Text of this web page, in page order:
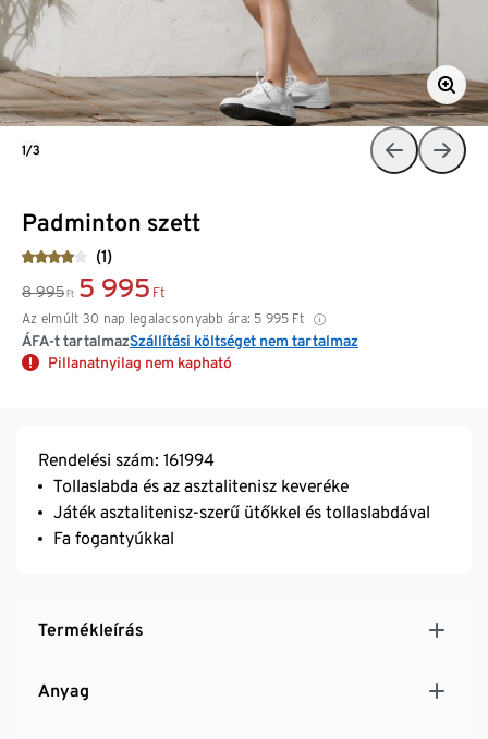
Padminton szett
(1)
8 995 Ft 5 995 Ft
Az elmúlt 30 nap legalacsonyabb ára: 5 995 Ft
ÁFA-t tartalmazSzállítási költséget nem tartalmaz
Pillanatnyilag nem kapható
1/3
Rendelési szám: 161994
Tollaslabda és az asztalitenisz keveréke
Játék asztalitenisz-szerű ütőkkel és tollaslabdával
Fa fogantyúkkal
Termékleírás
Anyag